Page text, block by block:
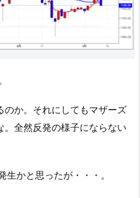
のか。それにしてもマザーズ
全然反発の様子にならない
生かと思ったが・・・。